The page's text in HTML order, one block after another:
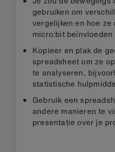
gebruiken om
vergelijken en hoe
micro:bit
Kopieer en plak de
spreadsheet om ze
te analyseren,
statistische
Gebruik een
andere manieren te
presentatie over je